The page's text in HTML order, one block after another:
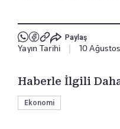
Paylaş
Yayın Tarihi 10
Haberle İlgili Daha
Ekonomi